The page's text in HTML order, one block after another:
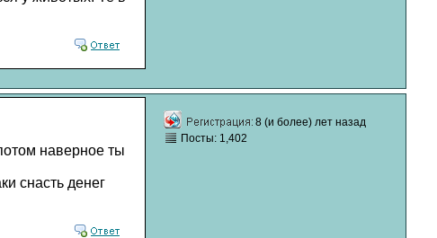
наверное ты
снасть денег
8 (и более) лет назад
Посты: 1,402